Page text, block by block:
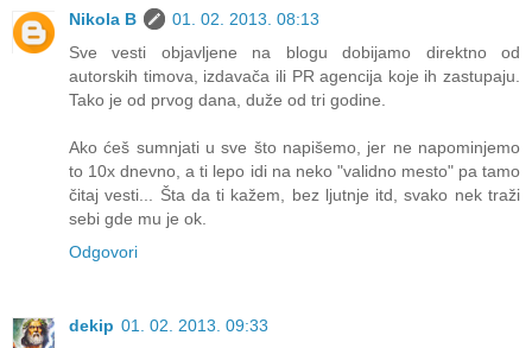
Nikola B
01. 02. 2013. 08:13
Sve vesti objavljene na blogu dobijamo direktno od
autorskih timova, izdavača ili PR agencija koje ih zastupaju.
Tako je od prvog dana, duže od tri godine.
Ako ćeš sumnjati u sve što napišemo, jer ne napominjemo
to 10x dnevno, a ti lepo idi na neko "validno mesto" pa tamo
čitaj vesti... Šta da ti kažem, bez ljutnje itd, svako nek traži
sebi gde mu je ok.
Odgovori
dekip 01. 02. 2013. 09:33